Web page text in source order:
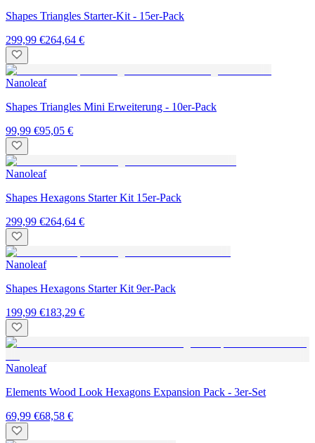
Shapes Triangles Starter-Kit - 15er-Pack
299,99 €264,64 €
Nanoleaf
Shapes Triangles Mini Erweiterung - 10er-Pack
99,99 €95,05 €
Nanoleaf
Shapes Hexagons Starter Kit 15er-Pack
299,99 €264,64 €
Nanoleaf
Shapes Hexagons Starter Kit 9er-Pack
199,99 €183,29 €
Nanoleaf
Elements Wood Look Hexagons Expansion Pack - 3er-Set
69,99 €68,58 €